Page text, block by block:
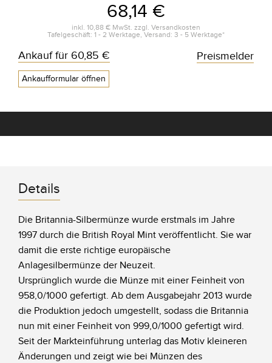
68,14 €
inkl. 10,88 € MwSt. zzgl. Versandkosten
Tafelgeschäft: 1 - 2 Werktage, Versand: 3 - 5 Werktage*
Ankauf für 60,85 €
Ankaufformular öffnen
Preismelder
Details
Die Britannia-Silbermünze wurde erstmals im Jahre
1997 durch die British Royal Mint veröffentlicht. Sie war
damit die erste richtige europäische
Anlagesilbermünze der Neuzeit.
Ursprünglich wurde die Münze mit einer Feinheit von
958,0/1000 gefertigt. Ab dem Ausgabejahr 2013 wurde
die Produktion jedoch umgestellt, sodass die Britannia
nun mit einer Feinheit von 999,0/1000 gefertigt wird.
Seit der Markteinführung unterlag das Motiv kleineren
Änderungen und zeigt wie bei Münzen des